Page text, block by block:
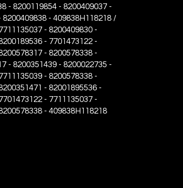
- 8200119854 - 8200409037 -
- 409838H118218 /
- 8200409830 -
- 7701473122 -
- 8200578338 -
- 8200351439 - 8200022735 -
- 8200578338 -
- 82001895536 -
- 7711135037 -
- 409838H118218